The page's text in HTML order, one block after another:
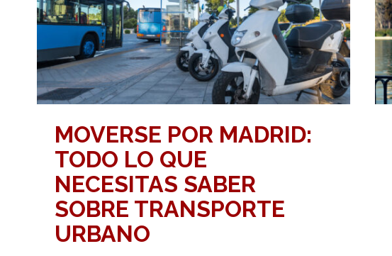
MOVERSE POR MADRID:
TODO LO QUE
NECESITAS SABER
SOBRE TRANSPORTE
URBANO